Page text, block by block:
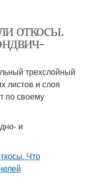
откосы.
трехслойный
листов и слоя
по своему
и